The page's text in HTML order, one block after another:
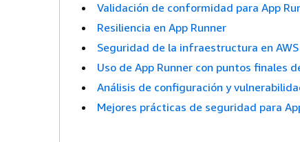
Validación de conformidad para App
Resiliencia en App Runner
Seguridad de la infraestructura en AWS
Uso de App Runner con puntos finales
Análisis de configuración y
Mejores prácticas de seguridad para